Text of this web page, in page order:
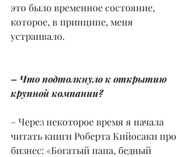
это было временное состояние,
которое, в принципе, меня
устраивало.
– Что подтолкнуло к открытию
крупной компании?
– Через некоторое время я начала
читать книги Роберта Кийосаки про
бизнес: «Богатый папа, бедный